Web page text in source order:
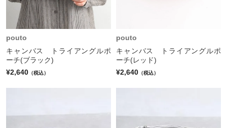
pouto
キャンバス トライアングルポ
ーチ(ブラック)
¥2,640 （税込）
pouto
キャンバス トライアングルポ
ーチ(レッド)
¥2,640 （税込）